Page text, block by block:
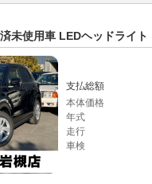
未使用車 LEDヘッドライト
支払総額
本体価格
年式
走行
車検